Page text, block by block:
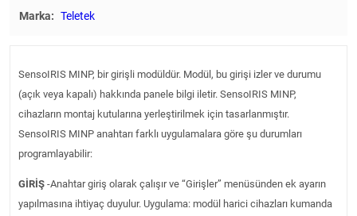
Marka: Teletek
SensoIRIS MINP, bir girişli modüldür. Modül, bu girişi izler ve durumu
(açık veya kapalı) hakkında panele bilgi iletir. SensoIRIS MINP,
cihazların montaj kutularına yerleştirilmek için tasarlanmıştır.
SensoIRIS MINP anahtarı farklı uygulamalara göre şu durumları
programlayabilir:
GİRİŞ -Anahtar giriş olarak çalışır ve “Girişler” menüsünden ek ayarın
yapılmasına ihtiyaç duyulur. Uygulama: modül harici cihazları kumanda